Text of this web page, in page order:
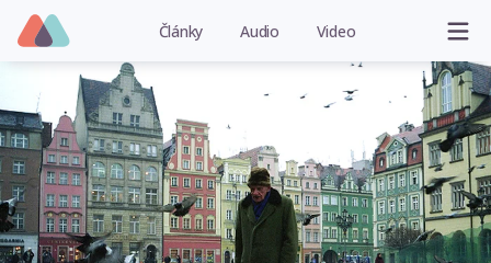
Články Audio Video